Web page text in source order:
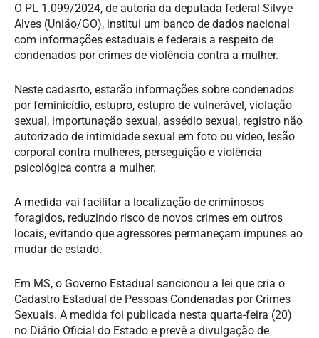
O PL 1.099/2024, de autoria da deputada federal Silvye
Alves (União/GO), institui um banco de dados nacional
com informações estaduais e federais a respeito de
condenados por crimes de violência contra a mulher.
Neste cadasrto, estarão informações sobre condenados
por feminicídio, estupro, estupro de vulnerável, violação
sexual, importunação sexual, assédio sexual, registro não
autorizado de intimidade sexual em foto ou vídeo, lesão
corporal contra mulheres, perseguição e violência
psicológica contra a mulher.
A medida vai facilitar a localização de criminosos
foragidos, reduzindo risco de novos crimes em outros
locais, evitando que agressores permaneçam impunes ao
mudar de estado.
Em MS, o Governo Estadual sancionou a lei que cria o
Cadastro Estadual de Pessoas Condenadas por Crimes
Sexuais. A medida foi publicada nesta quarta-feira (20)
no Diário Oficial do Estado e prevê a divulgação de